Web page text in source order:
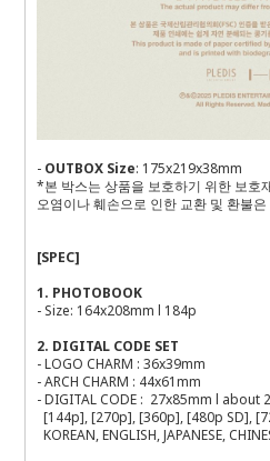
- OUTBOX Size: 175x219x38mm
*본 박스는 상품을 보호하기 위한 보호
오염이나 훼손으로 인한 교환 및 환불
[SPEC]
1. PHOTOBOOK
- Size: 164x208mm l 184p
2. DIGITAL CODE SET
- LOGO CHARM : 36x39mm
- ARCH CHARM : 44x61mm
- DIGITAL CODE : 27x85mm l about
[144p], [270p], [360p], [480p SD],
KOREAN, ENGLISH, JAPANESE,